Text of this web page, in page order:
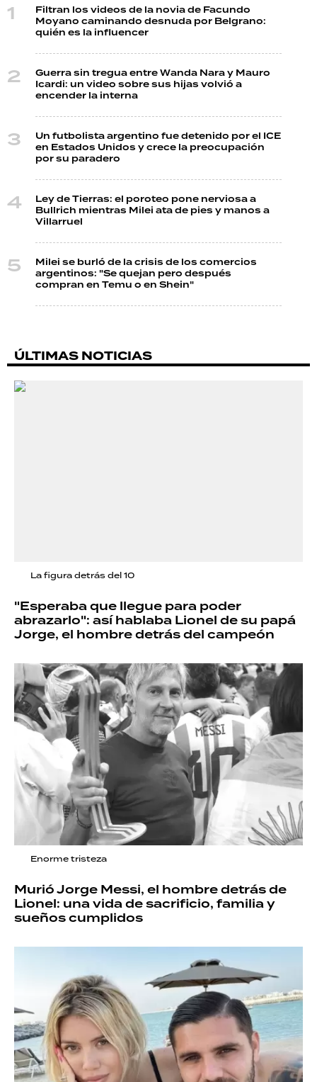
Filtran los videos de la novia de Facundo
Moyano caminando desnuda por Belgrano:
quién es la influencer
Guerra sin tregua entre Wanda Nara y Mauro
Icardi: un video sobre sus hijas volvió a
encender la interna
Un futbolista argentino fue detenido por el ICE
en Estados Unidos y crece la preocupación
por su paradero
Ley de Tierras: el poroteo pone nerviosa a
Bullrich mientras Milei ata de pies y manos a
Villarruel
Milei se burló de la crisis de los comercios
argentinos: "Se quejan pero después
compran en Temu o en Shein"
ÚLTIMAS NOTICIAS
La figura detrás del 10
"Esperaba que llegue para poder
abrazarlo": así hablaba Lionel de su papá
Jorge, el hombre detrás del campeón
Enorme tristeza
Murió Jorge Messi, el hombre detrás de
Lionel: una vida de sacrificio, familia y
sueños cumplidos